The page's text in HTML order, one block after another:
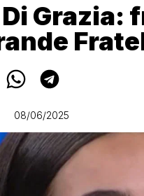
Di Grazia:
08/06/2025